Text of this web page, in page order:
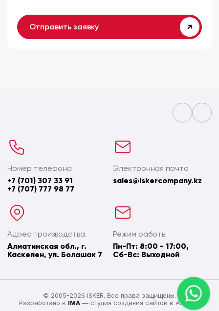
Отправить заявку
Номер телефона
+7 (701) 307 33 91
+7 (707) 777 98 77
Электронная почта
sales@iskercompany.kz
Адрес производства
Алматинская обл., г.
Каскелен, ул. Болашак 7
Режим работы
Пн-Пт: 8:00 - 17:00,
Сб-Вс: Выходной
© 2005-2026 ISKER. Все права защищены.
Разработано в IMA — студия создания сайтов в Алматы